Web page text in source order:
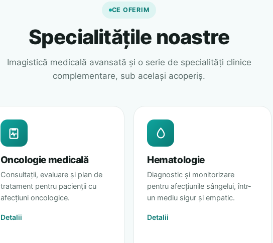
CE OFERIM
Specialitățile noastre
Imagistică medicală avansată și o serie de specialități clinice
complementare, sub același acoperiș.
Oncologie medicală
Consultații, evaluare și plan de
tratament pentru pacienții cu
afecțiuni oncologice.
Detalii
Hematologie
Diagnostic și monitorizare
pentru afecțiunile sângelui, într-
un mediu sigur și empatic.
Detalii